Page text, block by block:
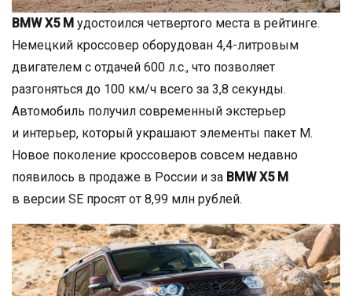
BMW X5 M удостоился четвертого места в рейтинге.
Немецкий кроссовер оборудован 4,4-литровым
двигателем с отдачей 600 л.с., что позволяет
разгоняться до 100 км/ч всего за 3,8 секунды.
Автомобиль получил современный экстерьер
и интерьер, который украшают элементы пакет М.
Новое поколение кроссоверов совсем недавно
появилось в продаже в России и за BMW X5 M
в версии SE просят от 8,99 млн рублей.